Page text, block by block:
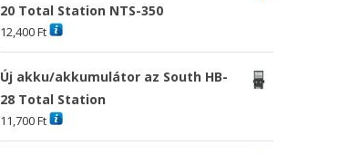
20 Total Station NTS-350
12,400Ft
Új akku/akkumulátor az South HB-
28 Total Station
11,700Ft